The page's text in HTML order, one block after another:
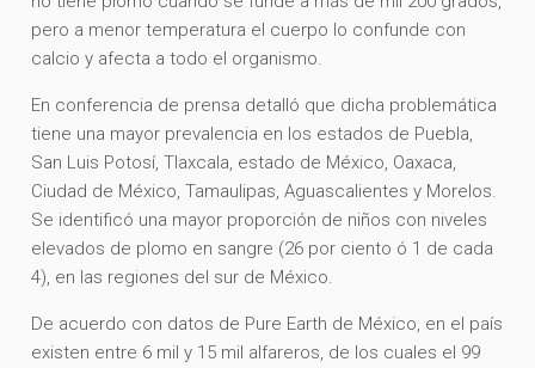
pero a menor temperatura el cuerpo lo confunde con
calcio y afecta a todo el organismo.
En conferencia de prensa detalló que dicha problemática
tiene una mayor prevalencia en los estados de Puebla,
San Luis Potosí, Tlaxcala, estado de México, Oaxaca,
Ciudad de México, Tamaulipas, Aguascalientes y Morelos.
Se identificó una mayor proporción de niños con niveles
elevados de plomo en sangre (26 por ciento ó 1 de cada
4), en las regiones del sur de México.
De acuerdo con datos de Pure Earth de México, en el país
existen entre 6 mil y 15 mil alfareros, de los cuales el 99